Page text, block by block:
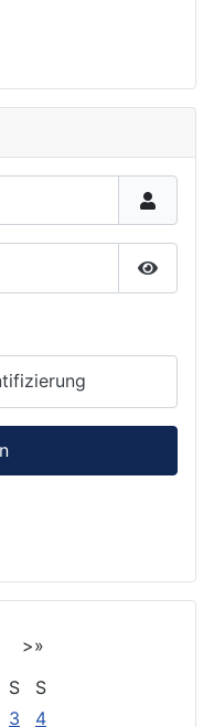
>»
S
S
3 4